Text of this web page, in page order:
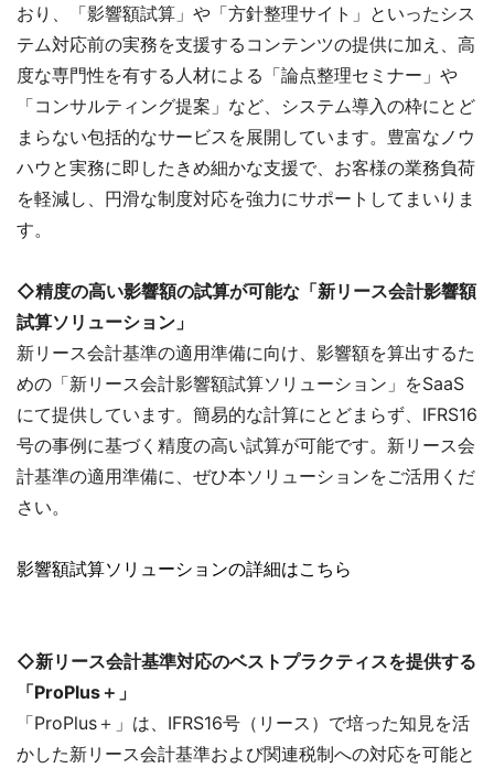
おり、「影響額試算」や「方針整理サイト」といったシス
テム対応前の実務を支援するコンテンツの提供に加え、高
度な専門性を有する人材による「論点整理セミナー」や
「コンサルティング提案」など、システム導入の枠にとど
まらない包括的なサービスを展開しています。豊富なノウ
ハウと実務に即したきめ細かな支援で、お客様の業務負荷
を軽減し、円滑な制度対応を強力にサポートしてまいりま
す。
◇精度の高い影響額の試算が可能な「新リース会計影響額
試算ソリューション」
新リース会計基準の適用準備に向け、影響額を算出するた
めの「新リース会計影響額試算ソリューション」をSaaS
にて提供しています。簡易的な計算にとどまらず、IFRS16
号の事例に基づく精度の高い試算が可能です。新リース会
計基準の適用準備に、ぜひ本ソリューションをご活用くだ
さい。
影響額試算ソリューションの詳細はこちら
◇新リース会計基準対応のベストプラクティスを提供する
「ProPlus＋」
「ProPlus＋」は、IFRS16号（リース）で培った知見を活
かした新リース会計基準および関連税制への対応を可能と